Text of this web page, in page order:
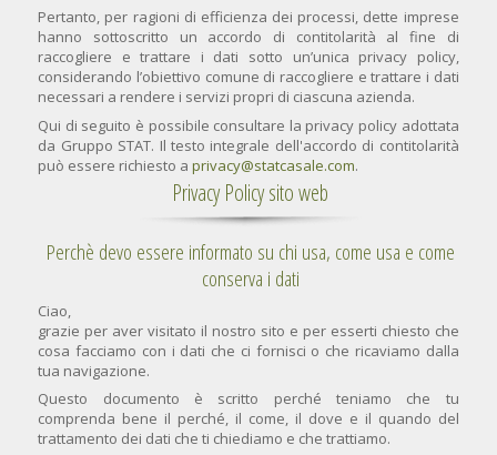
Pertanto, per ragioni di efficienza dei processi, dette imprese
hanno sottoscritto un accordo di contitolarità al fine di
raccogliere e trattare i dati sotto un’unica privacy policy,
considerando l’obiettivo comune di raccogliere e trattare i dati
necessari a rendere i servizi propri di ciascuna azienda.
Qui di seguito è possibile consultare la privacy policy adottata
da Gruppo STAT. Il testo integrale dell'accordo di contitolarità
può essere richiesto aprivacy@statcasale.com.
Privacy Policy sito web
Perchè devo essere informato su chi usa, come usa e come
conserva i dati
Ciao,
grazie per aver visitato il nostro sito e per esserti chiesto che
cosa facciamo con i dati che ci fornisci o che ricaviamo dalla
tua navigazione.
Questo documento è scritto perché teniamo che tu
comprenda bene il perché, il come, il dove e il quando del
trattamento dei dati che ti chiediamo e che trattiamo.